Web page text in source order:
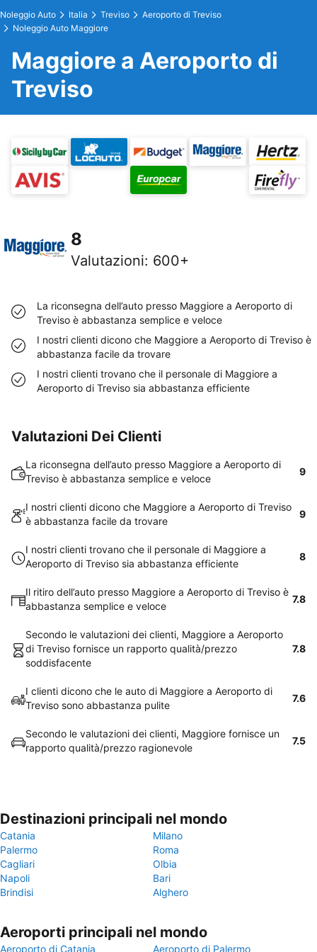
Noleggio Auto Italia Treviso
Aeroporto di Treviso
Noleggio Auto Maggiore
Maggiore a Aeroporto di
Treviso
8
Valutazioni: 600+
La riconsegna dell’auto presso Maggiore a Aeroporto di
Treviso è abbastanza semplice e veloce
I nostri clienti dicono che Maggiore a Aeroporto di Treviso è
abbastanza facile da trovare
I nostri clienti trovano che il personale di Maggiore a
Aeroporto di Treviso sia abbastanza efficiente
Valutazioni Dei Clienti
La riconsegna dell’auto presso Maggiore a Aeroporto di
Treviso è abbastanza semplice e veloce
9
I nostri clienti dicono che Maggiore a Aeroporto di Treviso
è abbastanza facile da trovare
9
I nostri clienti trovano che il personale di Maggiore a
Aeroporto di Treviso sia abbastanza efficiente
8
Il ritiro dell’auto presso Maggiore a Aeroporto di Treviso è
abbastanza semplice e veloce
7.8
Secondo le valutazioni dei clienti, Maggiore a Aeroporto
di Treviso fornisce un rapporto qualità/prezzo
soddisfacente
7.8
I clienti dicono che le auto di Maggiore a Aeroporto di
Treviso sono abbastanza pulite
7.6
Secondo le valutazioni dei clienti, Maggiore fornisce un
rapporto qualità/prezzo ragionevole
7.5
Destinazioni principali nel mondo
Catania
Milano
Palermo
Roma
Cagliari
Olbia
Napoli
Bari
Brindisi
Alghero
Aeroporti principali nel mondo
Aeroporto di Catania Aeroporto di Palermo